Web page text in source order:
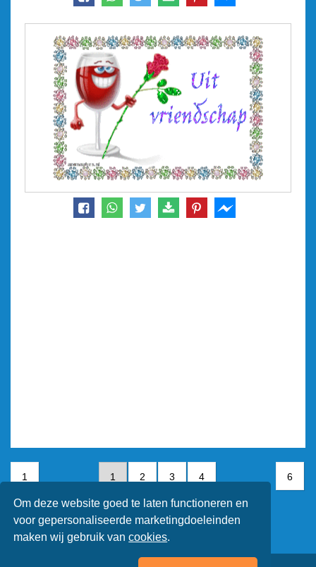
Om deze website goed te laten functioneren en
voor gepersonaliseerde marketingdoeleinden
maken wij gebruik vancookies.
1 1 2 3 4 6